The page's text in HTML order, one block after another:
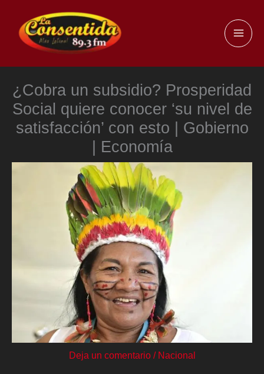
contenido
¿Cobra un subsidio? Prosperidad
Social quiere conocer ‘su nivel de
satisfacción’ con esto | Gobierno
| Economía
Deja un comentario / Nacional